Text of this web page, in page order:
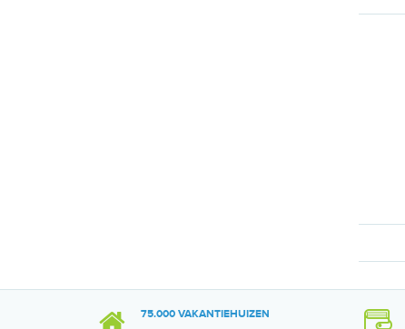
75.000 VAKANTIEHUIZEN